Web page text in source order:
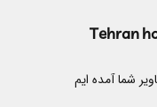
Tehran
شما آمده ایم